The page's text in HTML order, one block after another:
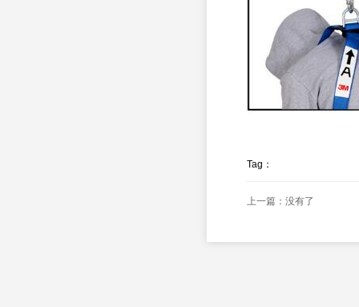
Tag：
上一篇：没有了